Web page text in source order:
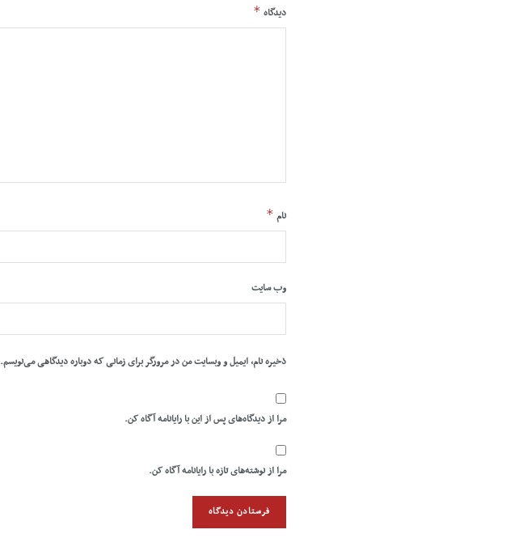
دیدگاه *
نام *
وب‌ سایت
ذخیره نام، ایمیل و وبسایت من در مرورگر برای زمانی که دوباره دیدگاهی می‌نویسم.
مرا از دیدگاه‌های پس از این با رایانامه آگاه کن.
مرا از نوشته‌های تازه با رایانامه آگاه کن.